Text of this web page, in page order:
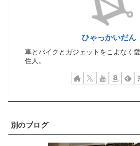
ひゃっかいだん
車とバイクとガジェットをこよなく
住人。
別のブログ